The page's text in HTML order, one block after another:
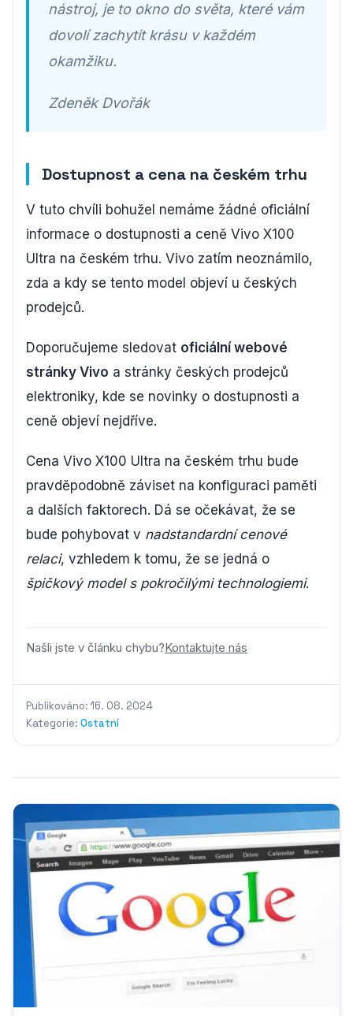
nástroj, je to okno do světa, které vám
dovolí zachytit krásu v každém
okamžiku.
Zdeněk Dvořák
Dostupnost a cena na českém trhu
V tuto chvíli bohužel nemáme žádné oficiální
informace o dostupnosti a ceně Vivo X100
Ultra na českém trhu. Vivo zatím neoznámilo,
zda a kdy se tento model objeví u českých
prodejců.
Doporučujeme sledovat oficiální webové
stránky Vivo a stránky českých prodejců
elektroniky, kde se novinky o dostupnosti a
ceně objeví nejdříve.
Cena Vivo X100 Ultra na českém trhu bude
pravděpodobně záviset na konfiguraci paměti
a dalších faktorech. Dá se očekávat, že se
bude pohybovat v nadstandardní cenové
relaci, vzhledem k tomu, že se jedná o
špičkový model s pokročilými technologiemi.
Našli jste v článku chybu?Kontaktujte nás
Publikováno: 16. 08. 2024
Kategorie: Ostatní